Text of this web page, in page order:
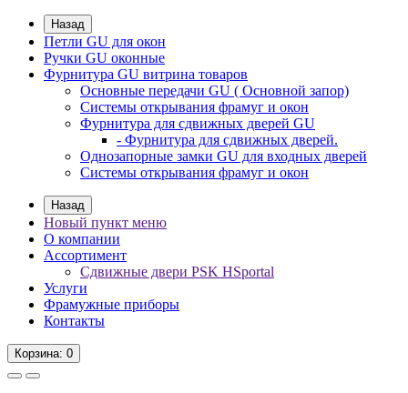
Назад
Петли GU для окон
Ручки GU оконные
Фурнитура GU витрина товаров
Основные передачи GU ( Основной запор)
Системы открывания фрамуг и окон
Фурнитура для сдвижных дверей GU
- Фурнитура для сдвижных дверей.
Однозапорные замки GU для входных дверей
Системы открывания фрамуг и окон
Назад
Новый пункт меню
О компании
Ассортимент
Сдвижные двери PSK HSportal
Услуги
Фрамужные приборы
Контакты
Корзина: 0